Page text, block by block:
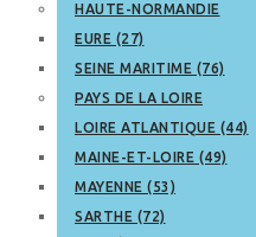
HAUTE-NORMANDIE
EURE (27)
SEINE MARITIME (76)
PAYS DE LA LOIRE
LOIRE ATLANTIQUE (44)
MAINE-ET-LOIRE (49)
MAYENNE (53)
SARTHE (72)